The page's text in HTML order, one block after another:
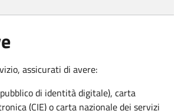
assicurati di avere:
di identità digitale), carta
(CIE) o carta nazionale dei servizi